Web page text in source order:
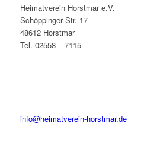
Heimatverein Horstmar e.V.
Schöppinger Str. 17
48612 Horstmar
Tel. 02558 – 7115
info@heimatverein-horstmar.de